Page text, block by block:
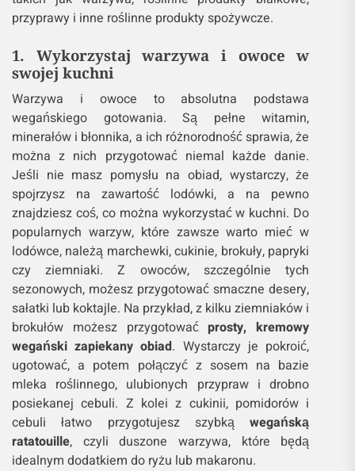
przyprawy i inne roślinne produkty spożywcze.
1. Wykorzystaj warzywa i owoce w
swojej kuchni
Warzywa i owoce to absolutna podstawa
wegańskiego gotowania. Są pełne witamin,
minerałów i błonnika, a ich różnorodność sprawia, że
można z nich przygotować niemal każde danie.
Jeśli nie masz pomysłu na obiad, wystarczy, że
spojrzysz na zawartość lodówki, a na pewno
znajdziesz coś, co można wykorzystać w kuchni. Do
popularnych warzyw, które zawsze warto mieć w
lodówce, należą marchewki, cukinie, brokuły, papryki
czy ziemniaki. Z owoców, szczególnie tych
sezonowych, możesz przygotować smaczne desery,
sałatki lub koktajle. Na przykład, z kilku ziemniaków i
brokułów możesz przygotowaćprosty, kremowy
wegański zapiekany obiad. Wystarczy je pokroić,
ugotować, a potem połączyć z sosem na bazie
mleka roślinnego, ulubionych przypraw i drobno
posiekanej cebuli. Z kolei z cukinii, pomidorów i
cebuli łatwo przygotujesz szybkąwegańską
ratatouille, czyli duszone warzywa, które będą
idealnym dodatkiem do ryżu lub makaronu.